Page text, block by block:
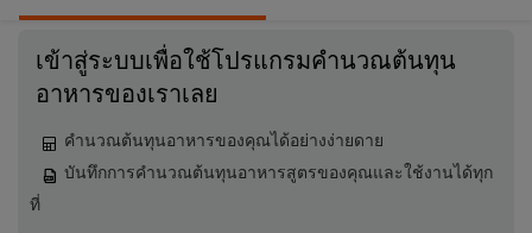
เข้าสู่ระบบเพื่อใช้โปรแกรมคำนวณต้นทุน
อาหารของเราเลย
คำนวณต้นทุนอาหารของคุณได้อย่างง่ายดาย
บันทึกการคำนวณต้นทุนอาหารสูตรของคุณและใช้งานได้ทุก
ที่